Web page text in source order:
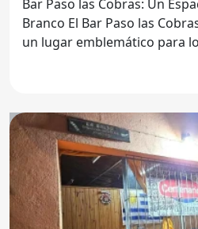
Bar Paso las Cobras: Un
Branco El Bar Paso las Cobras se ha convertido en
un lugar emblemático para